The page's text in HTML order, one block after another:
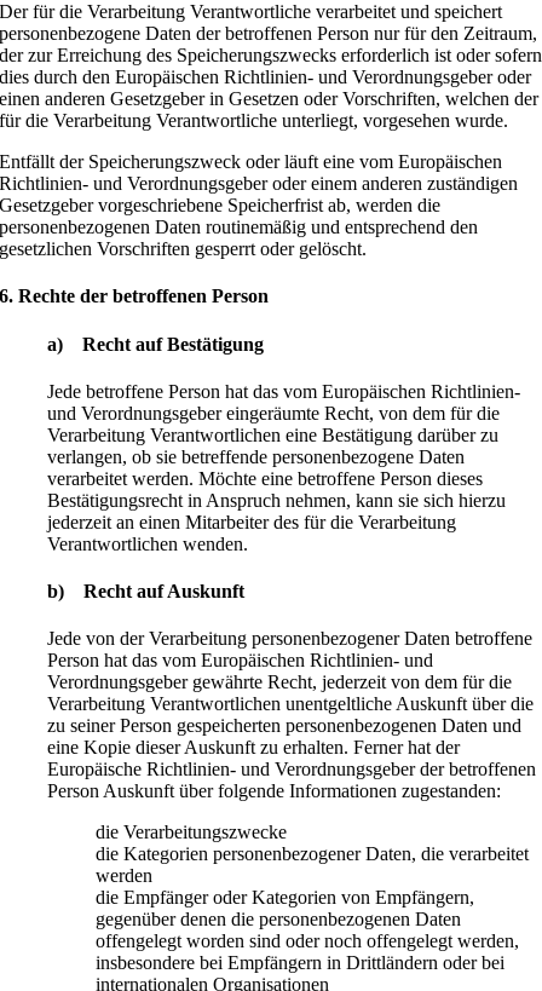
Der für die Verarbeitung Verantwortliche verarbeitet und speichert
personenbezogene Daten der betroffenen Person nur für den Zeitraum,
der zur Erreichung des Speicherungszwecks erforderlich ist oder sofern
dies durch den Europäischen Richtlinien- und Verordnungsgeber oder
einen anderen Gesetzgeber in Gesetzen oder Vorschriften, welchen der
für die Verarbeitung Verantwortliche unterliegt, vorgesehen wurde.
Entfällt der Speicherungszweck oder läuft eine vom Europäischen
Richtlinien- und Verordnungsgeber oder einem anderen zuständigen
Gesetzgeber vorgeschriebene Speicherfrist ab, werden die
personenbezogenen Daten routinemäßig und entsprechend den
gesetzlichen Vorschriften gesperrt oder gelöscht.
6. Rechte der betroffenen Person
a) Recht auf Bestätigung
Jede betroffene Person hat das vom Europäischen Richtlinien-
und Verordnungsgeber eingeräumte Recht, von dem für die
Verarbeitung Verantwortlichen eine Bestätigung darüber zu
verlangen, ob sie betreffende personenbezogene Daten
verarbeitet werden. Möchte eine betroffene Person dieses
Bestätigungsrecht in Anspruch nehmen, kann sie sich hierzu
jederzeit an einen Mitarbeiter des für die Verarbeitung
Verantwortlichen wenden.
b) Recht auf Auskunft
Jede von der Verarbeitung personenbezogener Daten betroffene
Person hat das vom Europäischen Richtlinien- und
Verordnungsgeber gewährte Recht, jederzeit von dem für die
Verarbeitung Verantwortlichen unentgeltliche Auskunft über die
zu seiner Person gespeicherten personenbezogenen Daten und
eine Kopie dieser Auskunft zu erhalten. Ferner hat der
Europäische Richtlinien- und Verordnungsgeber der betroffenen
Person Auskunft über folgende Informationen zugestanden:
die Verarbeitungszwecke
die Kategorien personenbezogener Daten, die verarbeitet
werden
die Empfänger oder Kategorien von Empfängern,
gegenüber denen die personenbezogenen Daten
offengelegt worden sind oder noch offengelegt werden,
insbesondere bei Empfängern in Drittländern oder bei
internationalen Organisationen